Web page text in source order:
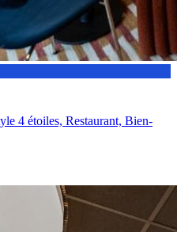
4 étoiles, Restaurant, Bien-